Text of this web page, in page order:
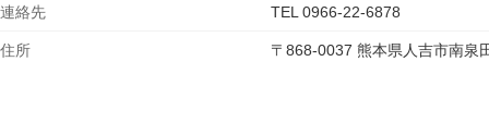
連絡先 TEL 0966-22-6878
住所 〒868-0037 熊本県人吉市南泉